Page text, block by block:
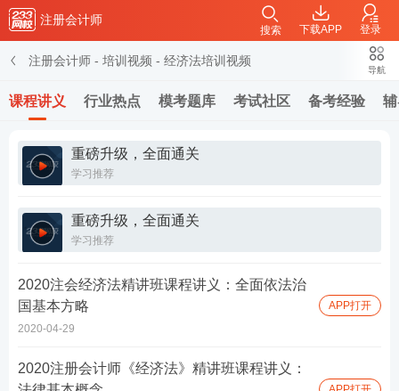
注册会计师
下载APP 登录
搜索
注册会计师 - 培训视频 - 经济法培训视频
课程讲义 行业热点 模考题库 考试社区 备考经验
导航
重磅升级，全面通关
学习推荐
重磅升级，全面通关
学习推荐
2020注会经济法精讲班课程讲义：全面依法治
国基本方略
2020-04-29
APP打开
2020注册会计师《经济法》精讲班课程讲义：